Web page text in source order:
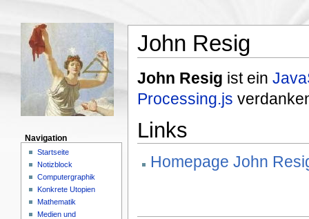
John Resig
John Resig ist ein
Processing.js
Links
Homepage John
Navigation
Startseite
Notizblock
Computergraphik
Konkrete Utopien
Mathematik
Medien und